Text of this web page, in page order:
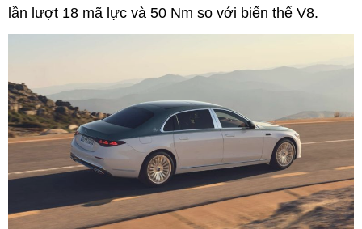
lần lượt 18 mã lực và 50 Nm so với biến thể V8.